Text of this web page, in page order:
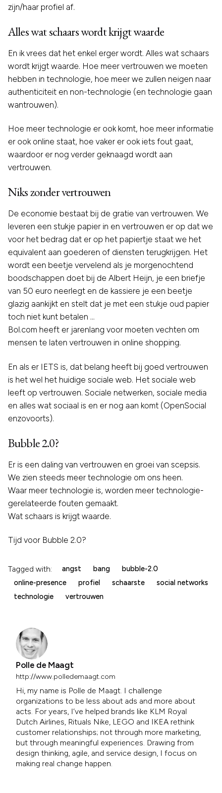
zijn/haar profiel af.
Alles wat schaars wordt krijgt waarde
En ik vrees dat het enkel erger wordt. Alles wat schaars
wordt krijgt waarde. Hoe meer vertrouwen we moeten
hebben in technologie, hoe meer we zullen neigen naar
authenticiteit en non-technologie (en technologie gaan
wantrouwen).
Hoe meer technologie er ook komt, hoe meer informatie
er ook online staat, hoe vaker er ook iets fout gaat,
waardoor er nog verder geknaagd wordt aan
vertrouwen.
Niks zonder vertrouwen
De economie bestaat bij de gratie van vertrouwen. We
leveren een stukje papier in en vertrouwen er op dat we
voor het bedrag dat er op het papiertje staat we het
equivalent aan goederen of diensten terugkrijgen. Het
wordt een beetje vervelend als je morgenochtend
boodschappen doet bij de Albert Heijn, je een briefje
van 50 euro neerlegt en de kassiere je een beetje
glazig aankijkt en stelt dat je met een stukje oud papier
toch niet kunt betalen …
Bol.com heeft er jarenlang voor moeten vechten om
mensen te laten vertrouwen in online shopping.
En als er IETS is, dat belang heeft bij goed vertrouwen
is het wel het huidige sociale web. Het sociale web
leeft op vertrouwen. Sociale netwerken, sociale media
en alles wat sociaal is en er nog aan komt (OpenSocial
enzovoorts).
Bubble 2.0?
Er is een daling van vertrouwen en groei van scepsis.
We zien steeds meer technologie om ons heen.
Waar meer technologie is, worden meer technologie-
gerelateerde fouten gemaakt.
Wat schaars is krijgt waarde.
Tijd voor Bubble 2.0?
Tagged with: angst bang
bubble-2.0
online-presence
profiel schaarste
social networks
technologie
vertrouwen
Polle de Maagt
http://www.polledemaagt.com
Hi, my name is Polle de Maagt. I challenge
organizations to be less about ads and more about
acts. For years, I’ve helped brands like KLM Royal
Dutch Airlines, Rituals Nike, LEGO and IKEA rethink
customer relationships; not through more marketing,
but through meaningful experiences. Drawing from
design thinking, agile, and service design, I focus on
making real change happen.